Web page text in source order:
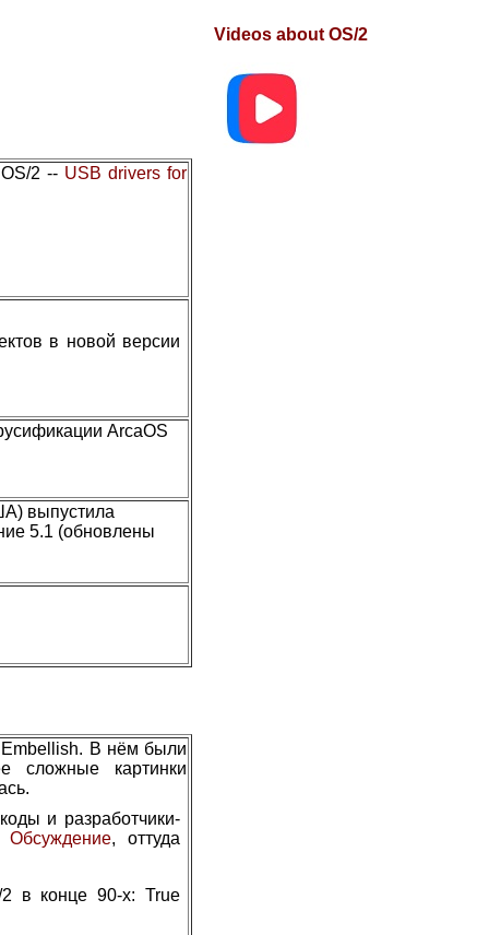
2 -- USB drivers for
в новой версии
ArcaOS
выпустила
5.1 (обновлены
Embellish. В нём были
сложные картинки
и разработчики-
Обсуждение, оттуда
2 в конце 90-х: True
Videos about OS/2